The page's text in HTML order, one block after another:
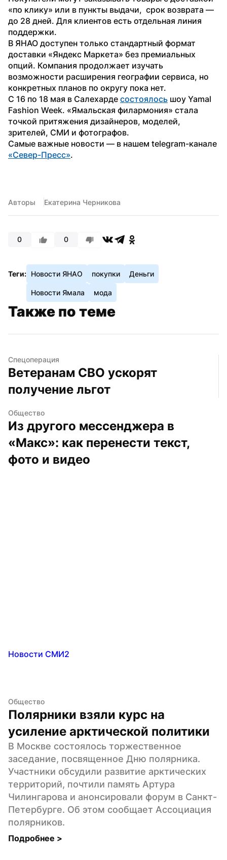
«по клику» или в пункты выдачи,  срок возврата —
до 28 дней. Для клиентов есть отдельная линия
поддержки.
В ЯНАО доступен только стандартный формат
доставки «Яндекс Маркета» без премиальных
опций. Компания продолжает изучать
возможности расширения географии сервиса, но
конкретных планов по округу пока нет.
С 16 по 18 мая в Салехарде состоялось шоу Yamal
Fashion Week. «Ямальская филармония» стала
точкой притяжения дизайнеров, моделей,
зрителей, СМИ и фотографов.
«Север-Пресс».
Авторы Екатерина Черникова
0 0
Теги: Новости ЯНАО покупки Деньги
Новости Ямала мода
Также по теме
Спецоперация
Ветеранам СВО ускорят
получение льгот
Общество
Из другого мессенджера в
«Макс»: как перенести текст,
фото и видео
Новости СМИ2
Общество
Полярники взяли курс на
усиление арктической политики
В Москве состоялось торжественное
заседание, посвященное Дню полярника.
Участники обсудили развитие арктических
территорий, почтили память Артура
Чилингарова и анонсировали форум в Санкт-
Петербурге. Об этом сообщает Ассоциация
полярников.
Подробнее >